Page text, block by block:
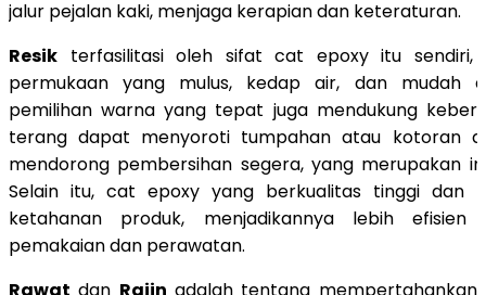
jalur pejalan kaki, menjaga kerapian dan keteraturan.
Resik terfasilitasi oleh sifat cat epoxy itu sendiri,
permukaan yang mulus, kedap air, dan mudah
pemilihan warna yang tepat juga mendukung
terang dapat menyoroti tumpahan atau kotoran
mendorong pembersihan segera, yang merupakan
Selain itu, cat epoxy yang berkualitas tinggi dan
ketahanan produk, menjadikannya lebih
pemakaian dan perawatan.
Rawat dan Rajin adalah tentang